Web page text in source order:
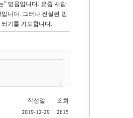
” 믿음입니다. 요즘 사람
니다. 그러나 진실된 믿
기를 기도합니다.
작성일 조회
2019-12-29 2615